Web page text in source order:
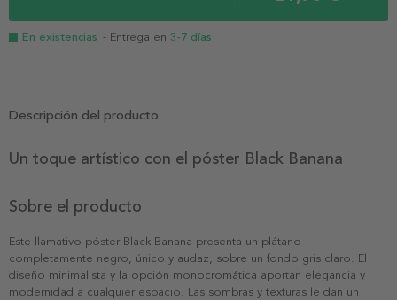
En existencias - Entrega en 3-7 días
Descripción del producto
Un toque artístico con el póster Black Banana
Sobre el producto
Este llamativo póster Black Banana presenta un plátano
completamente negro, único y audaz, sobre un fondo gris claro. El
diseño minimalista y la opción monocromática aportan elegancia y
modernidad a cualquier espacio. Las sombras y texturas le dan un